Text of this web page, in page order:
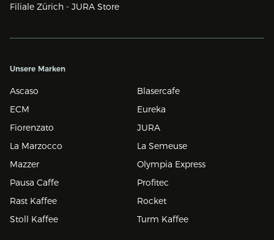
Filiale Zürich - JURA Store
Unsere Marken
Ascaso
Blasercafe
ECM
Eureka
Fiorenzato
JURA
La Marzocco
La Semeuse
Mazzer
Olympia Express
Pausa Caffe
Profitec
Rast Kaffee
Rocket
Stoll Kaffee
Turm Kaffee